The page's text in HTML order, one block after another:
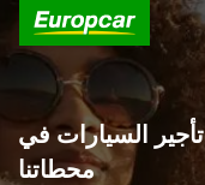
تأجير السيارات في Schiphol : اكتشف جميع
محطاتنا